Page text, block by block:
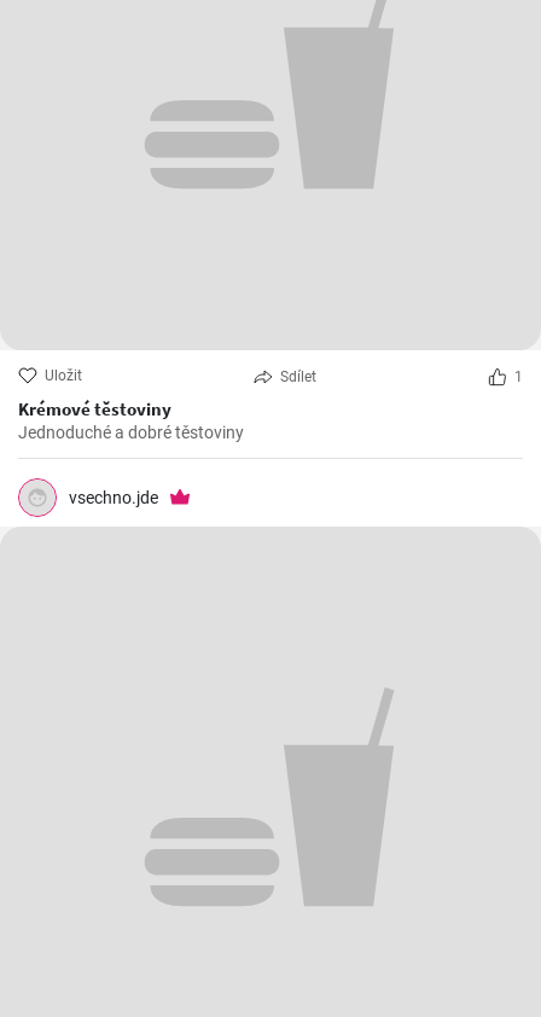
Uložit Sdílet 1
Krémové těstoviny
Jednoduché a dobré těstoviny
vsechno.jde